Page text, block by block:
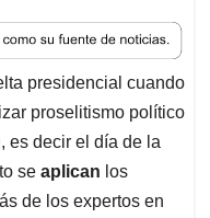
presidencial cuando
proselitismo político
, es decir el día de la
se aplican los
de los expertos en